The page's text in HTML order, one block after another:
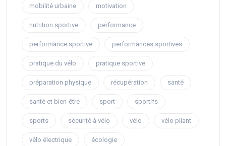
mobilité urbaine motivation
nutrition sportive performance
performance sportive performances sportives
pratique du vélo pratique sportive
préparation physique récupération santé
santé et bien-être sport sportifs
sports sécurité à vélo vélo vélo pliant
vélo électrique écologie